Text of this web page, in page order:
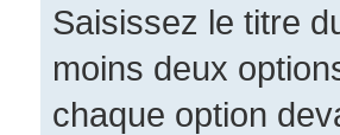
Saisissez le titre
moins deux
chaque option